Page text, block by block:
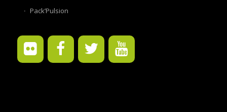
Pack’Pulsion